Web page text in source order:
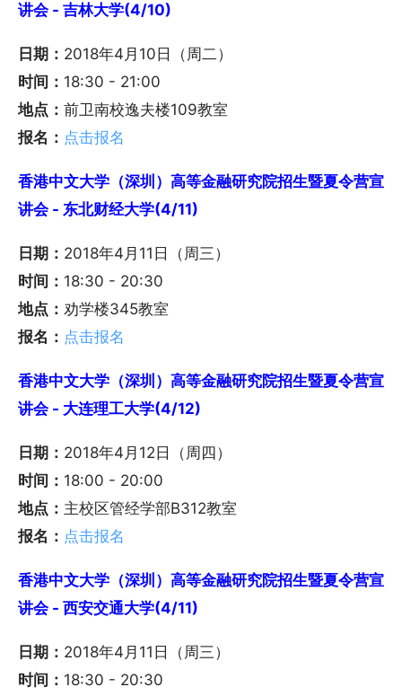
讲会 - 吉林大学(4/10)
日期： 2018年4月10日（周二）
时间： 18:30 - 21:00
地点： 前卫南校逸夫楼109教室
报名： 点击报名
香港中文大学（深圳）高等金融研究院招生暨夏令营宣
讲会 - 东北财经大学(4/11)
日期： 2018年4月11日（周三）
时间： 18:30 - 20:30
地点： 劝学楼345教室
报名： 点击报名
香港中文大学（深圳）高等金融研究院招生暨夏令营宣
讲会 - 大连理工大学(4/12)
日期： 2018年4月12日（周四）
时间： 18:00 - 20:00
地点： 主校区管经学部B312教室
报名： 点击报名
香港中文大学（深圳）高等金融研究院招生暨夏令营宣
讲会 - 西安交通大学(4/11)
日期： 2018年4月11日（周三）
时间： 18:30 - 20:30